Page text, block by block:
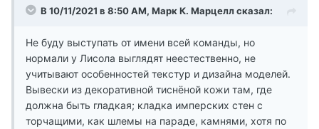
В 10/11/2021 в 8:50 AM, Марк К. Марцелл сказал:
Не буду выступать от имени всей команды, но
нормали у Лисола выглядят неестественно, не
учитывают особенностей текстур и дизайна моделей.
Вывески из декоративной тиснёной кожи там, где
должна быть гладкая; кладка имперских стен с
торчащими, как шлемы на параде, камнями, хотя по